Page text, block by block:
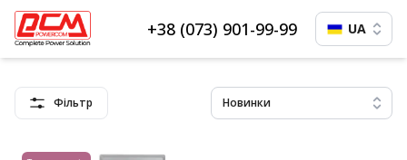
+38 (073) 901-99-99 UA
Фільтр Новинки